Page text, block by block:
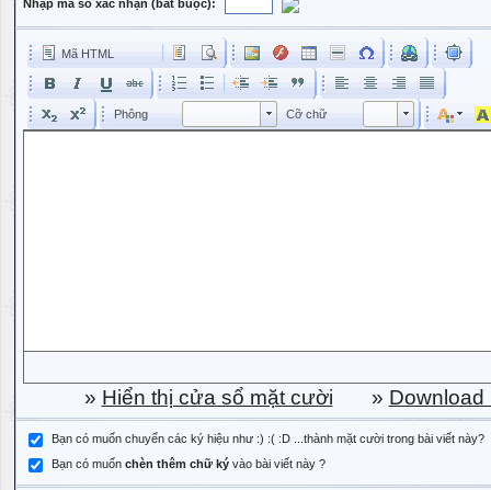
Nhập mã số xác nhận (bắt buộc):
Mã HTML
Phông Phông Cỡ chữ Kích cỡ phông
» Hiển thị cửa sổ mặt cười » Download
Bạn có muốn chuyển các ký hiệu như :) :( :D ...thành mặt cười trong bài viết này?
Bạn có muốn chèn thêm chữ ký vào bài viết này ?